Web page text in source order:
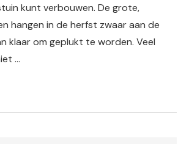
kunt verbouwen. De grote,
hangen in de herfst zwaar aan de
klaar om geplukt te worden. Veel
…